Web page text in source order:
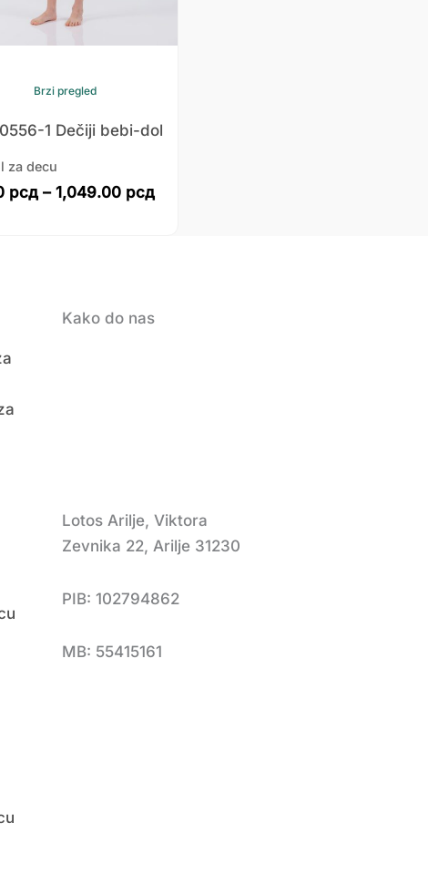
Brzi pregled
1 Dečiji bebi-dol
za decu
рсд – 1,049.00 рсд
Kako do nas
Lotos Arilje, Viktora
Zevnika 22, Arilje 31230
PIB: 102794862
MB: 55415161